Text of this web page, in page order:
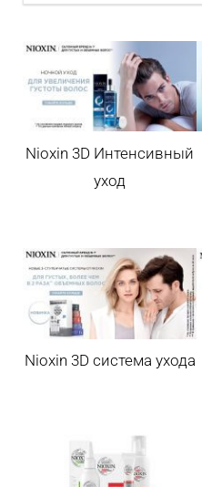
Nioxin 3D Интенсивный
уход
Nioxin 3D система ухода